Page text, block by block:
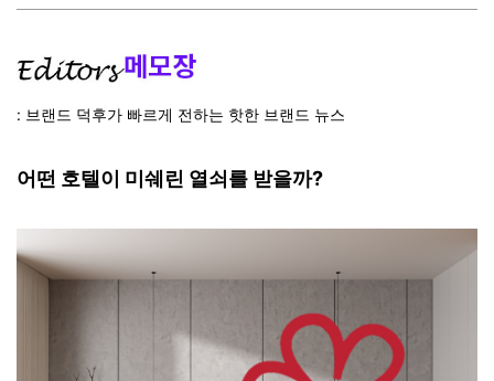
: 브랜드 덕후가 빠르게 전하는 핫한 브랜드 뉴스
어떤 호텔이 미쉐린 열쇠를 받을까?